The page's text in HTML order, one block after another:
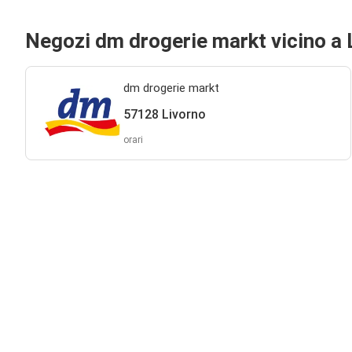
Negozi dm drogerie markt vicino a
dm drogerie markt
57128 Livorno
orari